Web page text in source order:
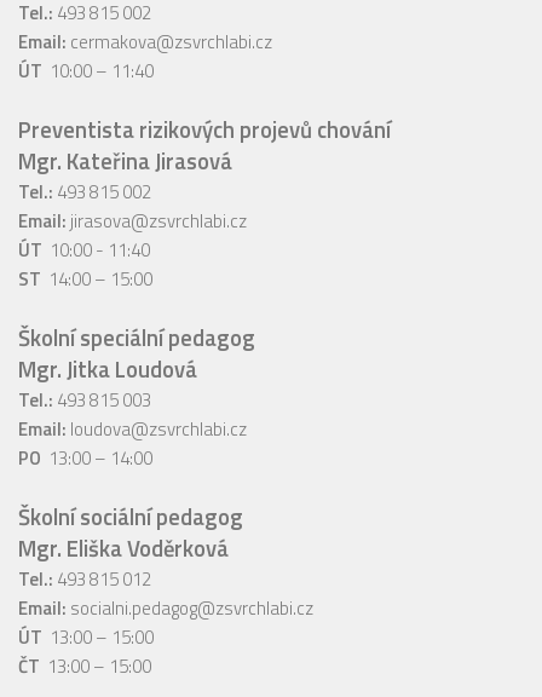
Tel.: 493 815 002
Email: cermakova@zsvrchlabi.cz
ÚT 10:00 – 11:40
Preventista rizikových projevů chování
Mgr. Kateřina Jirasová
Tel.: 493 815 002
Email: jirasova@zsvrchlabi.cz
ÚT 10:00 - 11:40
ST 14:00 – 15:00
Školní speciální pedagog
Mgr. Jitka Loudová
Tel.: 493 815 003
Email: loudova@zsvrchlabi.cz
PO 13:00 – 14:00
Školní sociální pedagog
Mgr. Eliška Voděrková
Tel.: 493 815 012
Email: socialni.pedagog@zsvrchlabi.cz
ÚT 13:00 – 15:00
ČT 13:00 – 15:00